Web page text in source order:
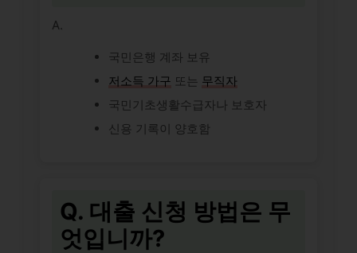
A.
국민은행 계좌 보유
저소득 가구 또는 무직자
국민기초생활수급자나 보호자
신용 기록이 양호함
Q. 대출 신청 방법은 무
엇입니까?